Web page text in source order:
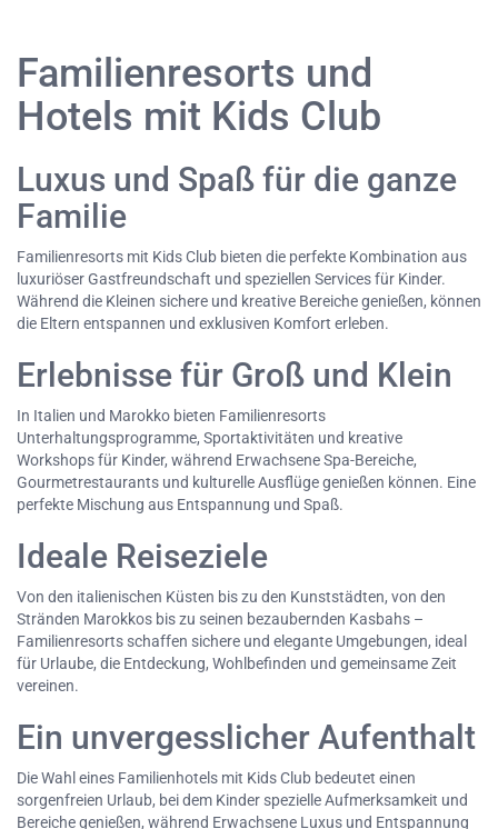
Familienresorts und
Hotels mit Kids Club
Luxus und Spaß für die ganze
Familie
Familienresorts mit Kids Club bieten die perfekte Kombination aus
luxuriöser Gastfreundschaft und speziellen Services für Kinder.
Während die Kleinen sichere und kreative Bereiche genießen, können
die Eltern entspannen und exklusiven Komfort erleben.
Erlebnisse für Groß und Klein
In Italien und Marokko bieten Familienresorts
Unterhaltungsprogramme, Sportaktivitäten und kreative
Workshops für Kinder, während Erwachsene Spa-Bereiche,
Gourmetrestaurants und kulturelle Ausflüge genießen können. Eine
perfekte Mischung aus Entspannung und Spaß.
Ideale Reiseziele
Von den italienischen Küsten bis zu den Kunststädten, von den
Stränden Marokkos bis zu seinen bezaubernden Kasbahs –
Familienresorts schaffen sichere und elegante Umgebungen, ideal
für Urlaube, die Entdeckung, Wohlbefinden und gemeinsame Zeit
vereinen.
Ein unvergesslicher Aufenthalt
Die Wahl eines Familienhotels mit Kids Club bedeutet einen
sorgenfreien Urlaub, bei dem Kinder spezielle Aufmerksamkeit und
Bereiche genießen, während Erwachsene Luxus und Entspannung